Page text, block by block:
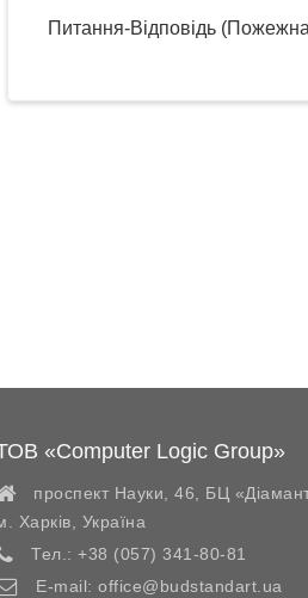
Питання-Відповідь
«Computer Logic Group»
проспект Науки, 46, БЦ
Харків
Україна
Тел.: +38 (057) 341-80-81
E-mail: office@budstandart.ua